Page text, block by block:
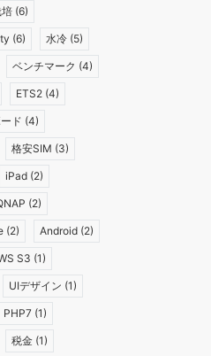
(6)
(6) 水冷 (5)
ベンチマーク (4)
ETS2 (4)
ド (4)
格安SIM (3)
iPad (2)
(2)
(2) Android (2)
S3 (1)
UIデザイン (1)
PHP7 (1)
税金 (1)